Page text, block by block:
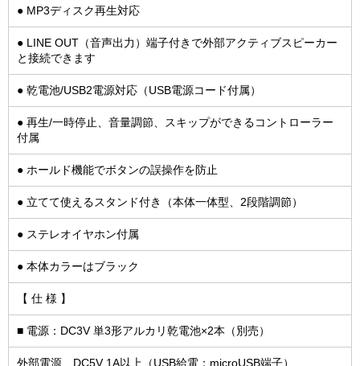
● MP3ディスク再生対応
● LINE OUT（音声出力）端子付きで外部アクティブスピーカー
と接続できます
● 乾電池/USB2電源対応（USB電源コード付属）
● 再生/一時停止、音量調節、スキップができるコントローラー
付属
● ホールド機能でボタンの誤操作を防止
● 立てて使えるスタンド付き（本体一体型、2段階調節）
● ステレオイヤホン付属
● 本体カラーはブラック
【 仕 様 】
■ 電源：DC3V 単3形アルカリ乾電池×2本（別売）
外部電源…DC5V 1A以上（USB給電：microUSB端子）